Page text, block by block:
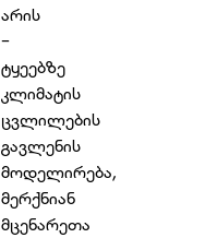
არის
-
ტყეებზე
კლიმატის
ცვლილების
გავლენის
მოდელირება,
მერქნიან
მცენარეთა